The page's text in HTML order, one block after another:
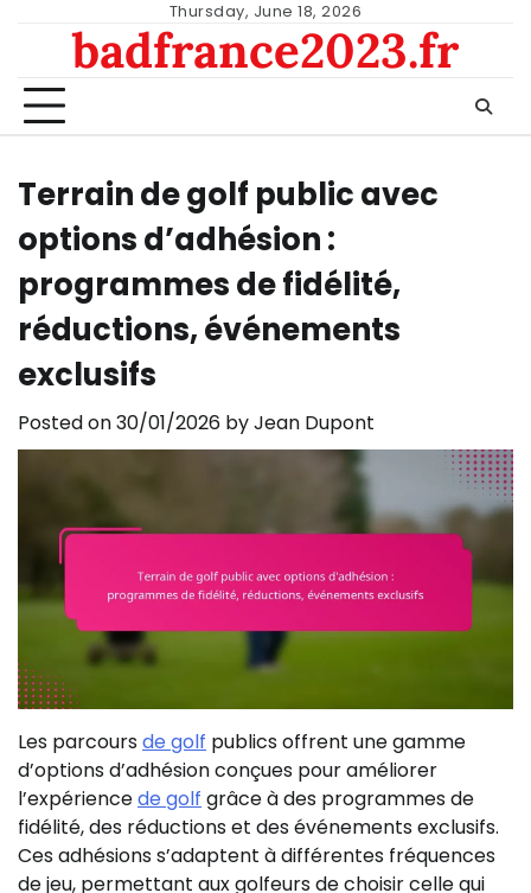
Thursday, June 18, 2026
badfrance2023.fr
Terrain de golf public avec
options d’adhésion :
programmes de fidélité,
réductions, événements
exclusifs
Posted on30/01/2026 byJean Dupont
Les parcoursde golf publics offrent une gamme
d’options d’adhésion conçues pour améliorer
l’expériencede golf grâce à des programmes de
fidélité, des réductions et des événements exclusifs.
Ces adhésions s’adaptent à différentes fréquences
de jeu, permettant aux golfeurs de choisir celle qui